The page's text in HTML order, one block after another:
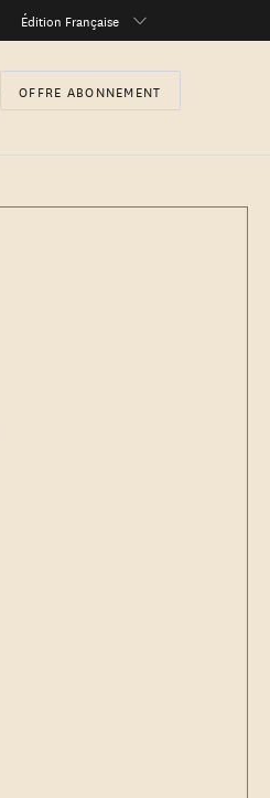
Édition Française
OFFRE ABONNEMENT